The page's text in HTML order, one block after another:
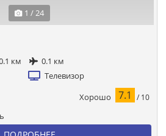
1 / 24
км
0.1 км
Телевизор
Хорошо 7.1 / 10